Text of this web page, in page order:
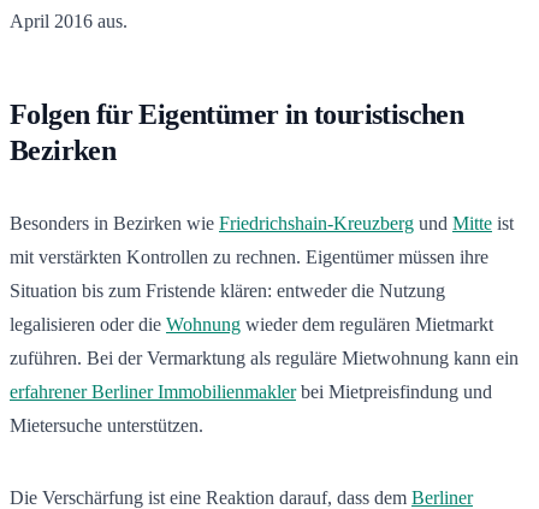
April 2016 aus.
Folgen für Eigentümer in touristischen
Bezirken
Besonders in Bezirken wie Friedrichshain-Kreuzberg und Mitte ist
mit verstärkten Kontrollen zu rechnen. Eigentümer müssen ihre
Situation bis zum Fristende klären: entweder die Nutzung
legalisieren oder die Wohnung wieder dem regulären Mietmarkt
zuführen. Bei der Vermarktung als reguläre Mietwohnung kann ein
erfahrener Berliner Immobilienmaklerbei Mietpreisfindung und
Mietersuche unterstützen.
Die Verschärfung ist eine Reaktion darauf, dass dem Berliner